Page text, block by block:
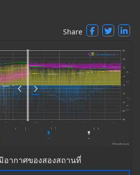
Share
อากาศของสองสถานที่